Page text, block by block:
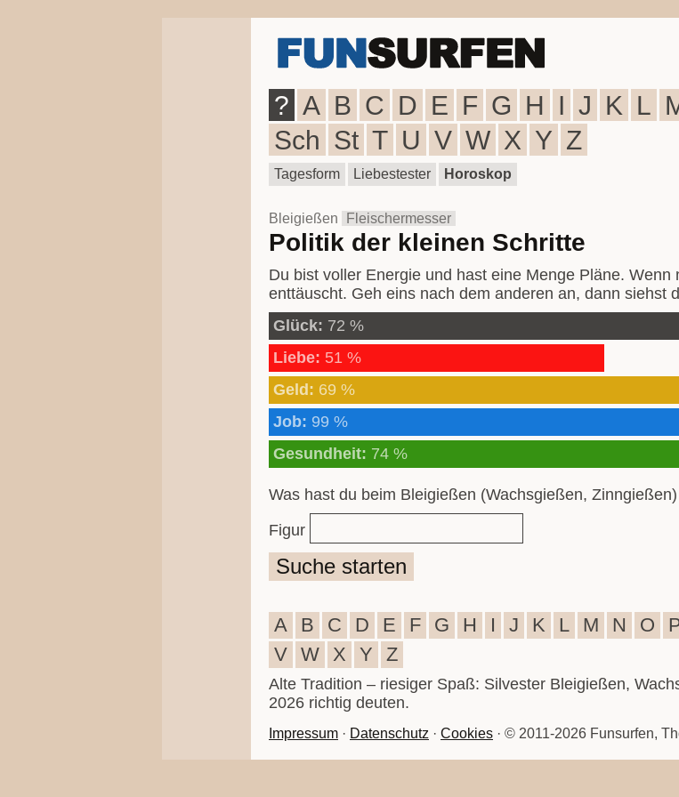
? A B C D E F G H I J K L
Sch St T U V W X Y Z
Tagesform Liebestester Horoskop
Bleigießen Fleischermesser
Politik der kleinen Schritte
Du bist voller Energie und hast eine Menge Pläne.
enttäuscht. Geh eins nach dem anderen an, dann siehst
Glück: 72 %
Liebe: 51 %
Geld: 69 %
Job: 99 %
Gesundheit: 74 %
Was hast du beim Bleigießen (Wachsgießen,
Figur
Suche starten
A B C D E F G H I J K L M N O
V W X Y Z
Alte Tradition – riesiger Spaß: Silvester Bleigießen,
2026 richtig deuten.
Impressum · Datenschutz · Cookies · © 2011-2026 Funsurfen,